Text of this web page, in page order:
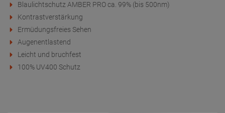
Blaulichtschutz AMBER PRO ca. 99% (bis 500nm)
Kontrastverstärkung
Ermüdungsfreies Sehen
Augenentlastend
Leicht und bruchfest
100% UV400 Schutz